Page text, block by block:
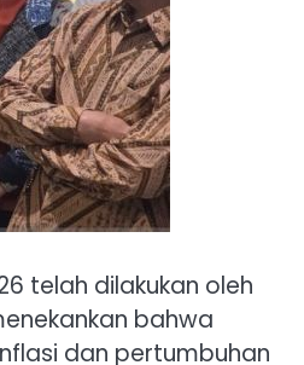
telah dilakukan oleh
bahwa
dan pertumbuhan